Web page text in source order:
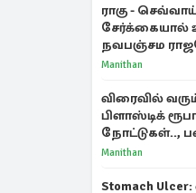
காந்தி
ராகு -
சேர்க்கையால்
நவபஞ்சம
அதிர்ஷ்டம்
Manithan
விரைவில்
பிளாஸ்டிக்
நோட்டுகள்..,
காகித
Manithan
Stomach